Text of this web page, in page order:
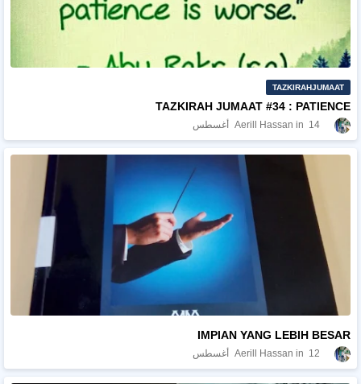
TAZKIRAHJUMAAT
TAZKIRAH JUMAAT #34 : PATIENCE
Aerill Hassan 14 أغسطس
IMPIAN YANG LEBIH BESAR
Aerill Hassan 12 أغسطس